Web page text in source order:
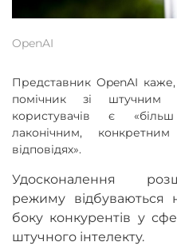
OpenAI
Представник OpenAI
помічник зі штучним
користувачів є
лаконічним,
відповідях».
Удосконалення
режиму відбуваються
боку конкурентів у
штучного інтелекту.